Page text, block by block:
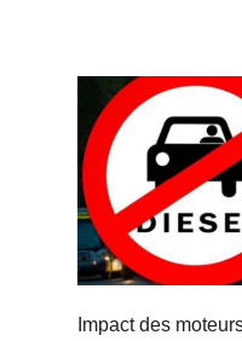
Impact des